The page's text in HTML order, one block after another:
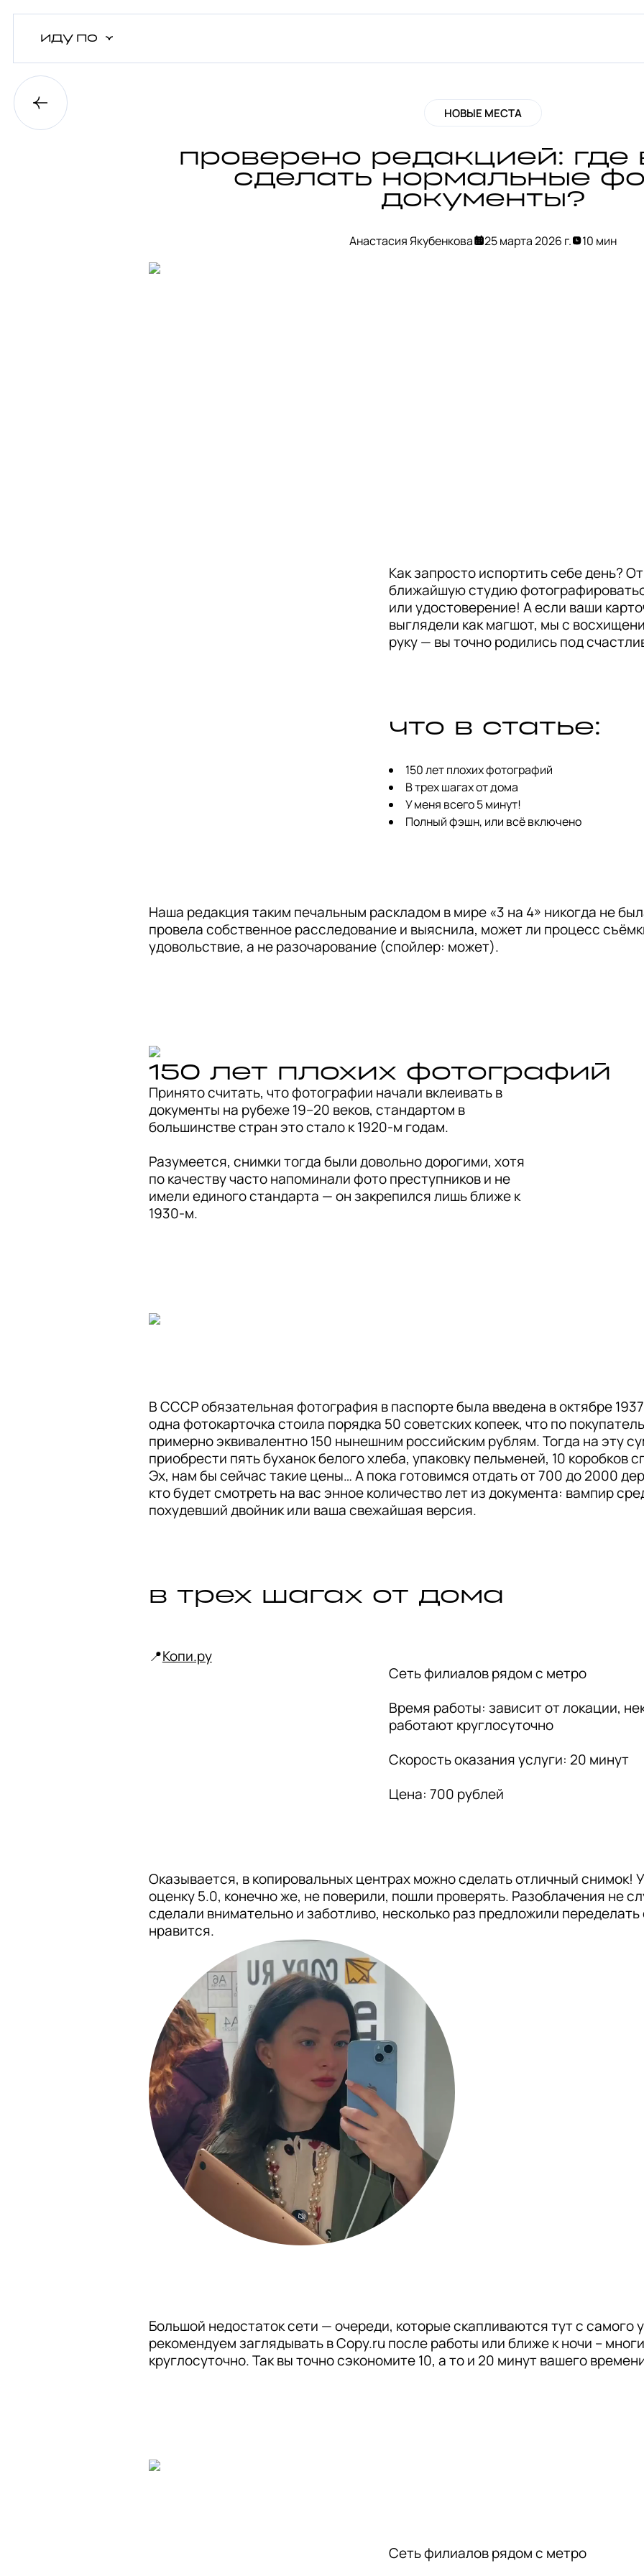
иду по
НОВЫЕ МЕСТА
проверено редакцией: где
сделать нормальные
документы?
Анастасия Якубенкова 25 марта 2026 г. 10 мин
Как запросто испортить себе день?
ближайшую студию
или удостоверение! А если ваши
выглядели как магшот, мы с
руку — вы точно родились под
что в статье:
150 лет плохих фотографий
В трех шагах от дома
У меня всего 5 минут!
Полный фэшн, или всё включено
Наша редакция таким печальным раскладом в мире «3 на 4» никогда не
провела собственное расследование и выяснила, может ли процесс
удовольствие, а не разочарование (cпойлер: может).
150 лет плохих фотографий
Принято считать, что фотографии начали вклеивать в
документы на рубеже 19–20 веков, стандартом в
большинстве стран это стало к 1920-м годам.
Разумеется, снимки тогда были довольно дорогими, хотя
по качеству часто напоминали фото преступников и не
имели единого стандарта — он закрепился лишь ближе к
1930-м.
В СССР обязательная фотография в паспорте была введена в октябре
одна фотокарточка стоила порядка 50 советских копеек, что по
примерно эквивалентно 150 нынешним российским рублям. Тогда на эту
приобрести пять буханок белого хлеба, упаковку пельменей, 10 коробков
Эх, нам бы сейчас такие цены… А пока готовимся отдать от 700 до 2000
кто будет смотреть на вас энное количество лет из документа: вампир
похудевший двойник или ваша свежайшая версия.
в трех шагах от дома
📍Копи.ру
Сеть филиалов рядом с метро
Время работы: зависит от локации,
работают круглосуточно
Скорость оказания услуги: 20 минут
Цена: 700 рублей
Оказывается, в копировальных центрах можно сделать отличный снимок!
оценку 5.0, конечно же, не поверили, пошли проверять. Разоблачения не
сделали внимательно и заботливо, несколько раз предложили
нравится.
Большой недостаток сети — очереди, которые скапливаются тут с самого
рекомендуем заглядывать в Copy.ru после работы или ближе к ночи –
круглосуточно. Так вы точно сэкономите 10, а то и 20 минут вашего
Сеть филиалов рядом с метро